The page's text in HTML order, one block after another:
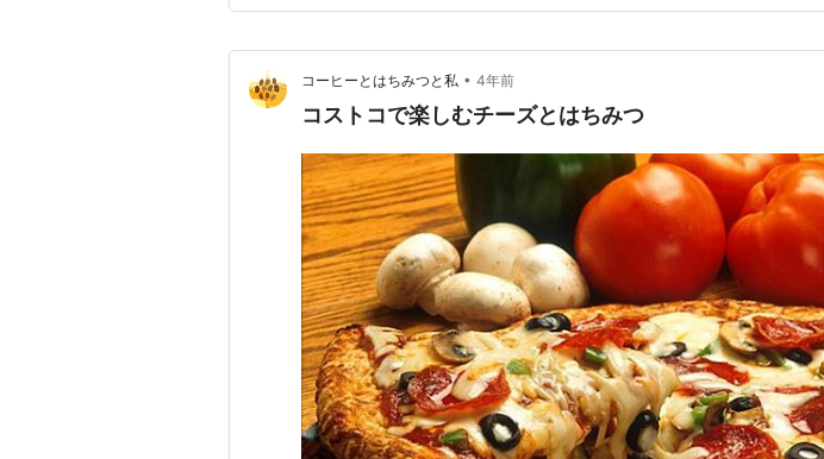
コーヒーとはちみつと私 • 4年前
コストコで楽しむチーズとはちみつ